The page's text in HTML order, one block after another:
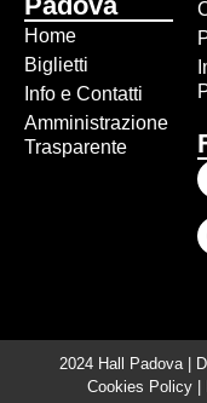
Home
Biglietti
Info e Contatti
Amministrazione
Trasparente
2024 Hall Padova |
Cookies Policy